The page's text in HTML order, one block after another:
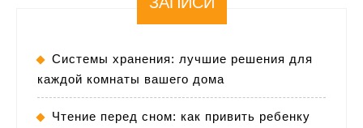
Системы хранения: лучшие решения для
каждой комнаты вашего дома
Чтение перед сном: как привить ребенку